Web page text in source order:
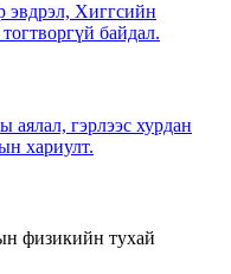
эвдрэл, Хиггсийн
байдал.
аялал, гэрлээс хурдан
хариулт.
физикийн тухай